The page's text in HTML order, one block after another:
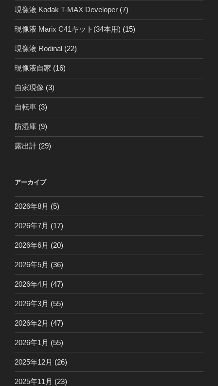
現像液 Kodak T-MAX Developer (7)
現像液 Marix C41キット(34本用) (15)
現像液 Rodinal (22)
現像液自家 (16)
自家現像 (3)
自転車 (3)
防湿庫 (9)
露出計 (29)
アーカイブ
2026年8月 (5)
2026年7月 (17)
2026年6月 (20)
2026年5月 (36)
2026年4月 (47)
2026年3月 (55)
2026年2月 (47)
2026年1月 (55)
2025年12月 (26)
2025年11月 (23)